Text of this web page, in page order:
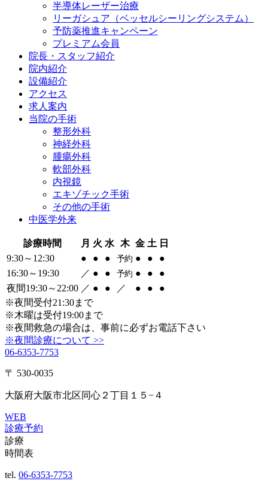
半導体レーザー治療
リーガシュア（ベッセルシーリングシステム）
予防薬推進キャンペーン
プレミアム会員
院長・ スタッフ紹介
院内紹介
設備紹介
アクセス
求人案内
当院の手術
整形外科
神経外科
腫瘍外科
軟部外科
内視鏡
エキゾチック手術
その他の手術
中医学外来
診療時間 月 火 水 木 金 土 日
9:30～12:30
● ● ● 予約 ● ●
●
16:30～19:30
／ ● ● 予約 ● ●
●
夜間19:30～22:00 ／ ● ● ／ ● ●
●
※夜間受付21:30まで
※木曜は受付19:00まで
※夜間救急の場合は、事前に必ずお電話下さい
※夜間診療について >>
06-6353-7753
〒 530-0035
大阪府大阪市北区同心２丁目１５−４
WEB
診療予約
診療
時間表
tel. 06-6353-7753